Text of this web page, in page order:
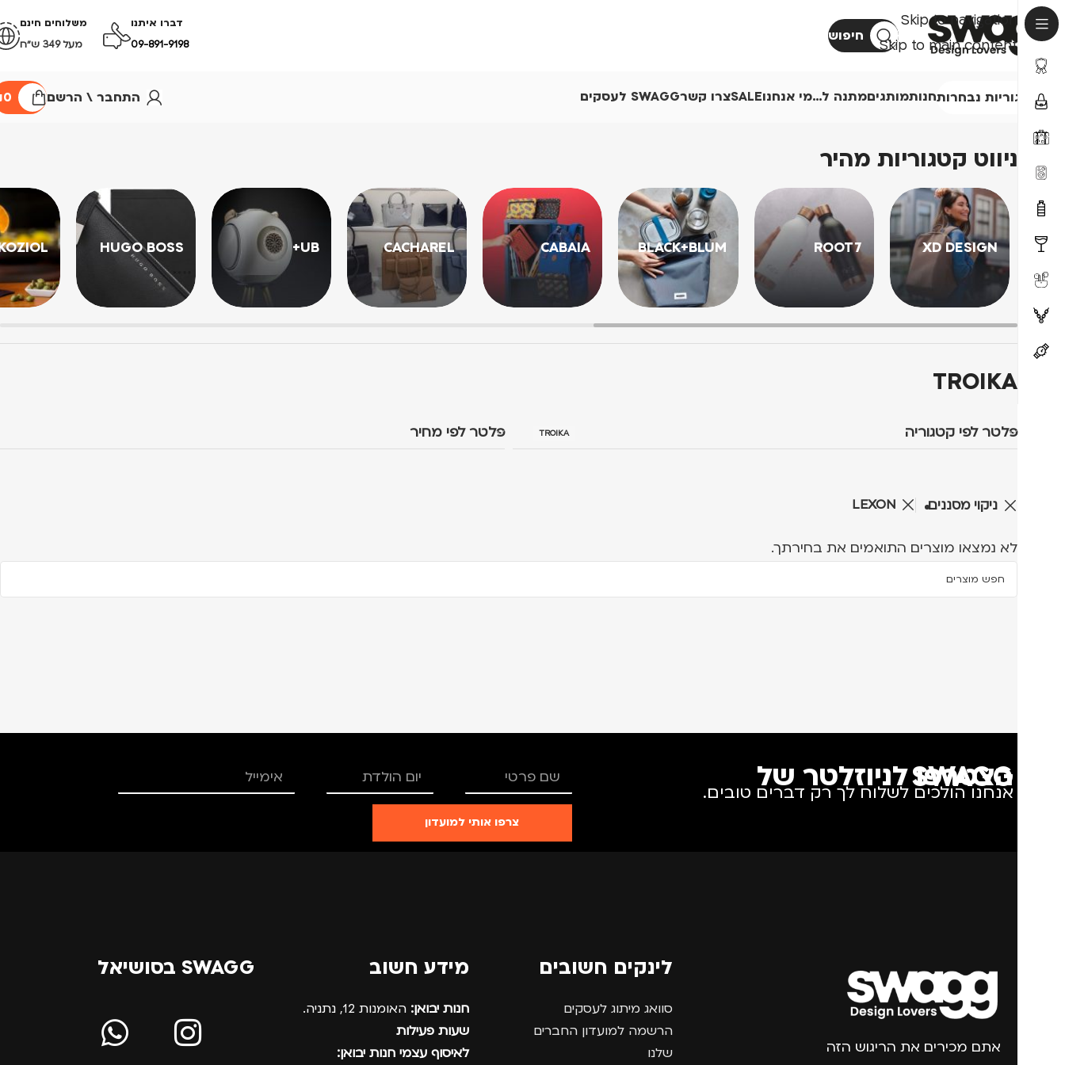
Skip to navigation
Skip to main content
חיפוש
דברו איתנו
09-891-9198
משלוחים חינם
מעל 349 ש״ח
קטגוריות נבחרותחנותמותגיםמתנה ל…מי אנחנוSALEצרו קשרSWAGG לעסקים התחבר \ הרשם 0
ניווט קטגוריות מהיר
XD DESIGN
ROOT7
BLACK+BLUM
CABAIA
CACHAREL
UB+
HUGO BOSS
TROIKA
פלטר לפי קטגוריה TROIKA פלטר לפי מחיר
ניקוי מסננים LEXON
לא נמצאו מוצרים התואמים את בחירתך.
הצטרפו לניוזלטר של SWAGG
אנחנו הולכים לשלוח לך רק דברים טובים.
צרפו אותי למועדון
אתם מכירים את הריגוש הזה
לינקים חשובים
סוואג מיתוג לעסקים
הרשמה למועדון החברים
שלנו
מידע חשוב
חנות יבואן: האומנות 12, נתניה.
שעות פעילות
לאיסוף עצמי חנות יבואן:
SWAGG בסושיאל